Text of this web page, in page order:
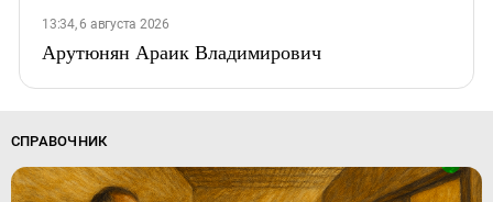
13:34, 6 августа 2026
Арутюнян Араик Владимирович
СПРАВОЧНИК